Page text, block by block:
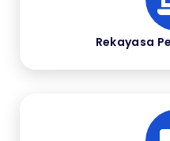
Rekayasa